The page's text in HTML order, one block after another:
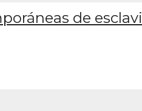
de